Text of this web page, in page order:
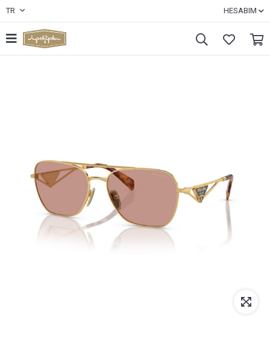
TR HESABIM